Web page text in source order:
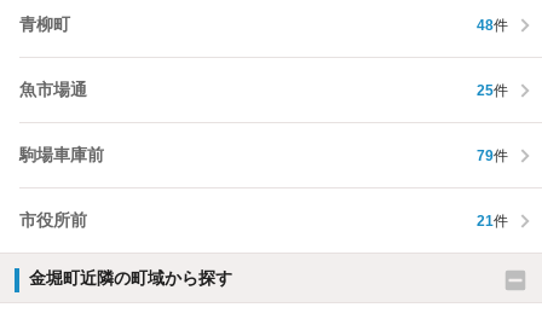
青柳町 48件
魚市場通 25件
駒場車庫前 79件
市役所前 21件
金堀町近隣の町域から探す